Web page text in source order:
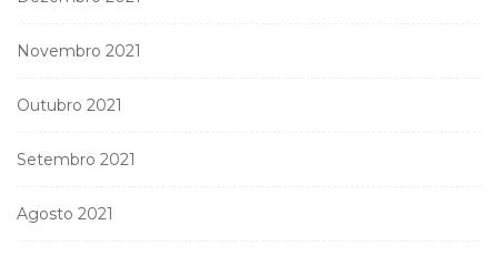
Novembro 2021
Outubro 2021
Setembro 2021
Agosto 2021